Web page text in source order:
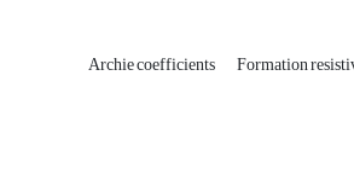
Archie coefficients Formation